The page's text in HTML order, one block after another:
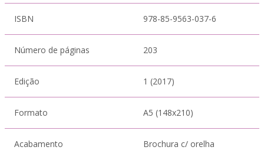
ISBN 978-85-9563-037-6
Número de páginas 203
Edição 1 (2017)
Formato A5 (148x210)
Acabamento Brochura c/ orelha